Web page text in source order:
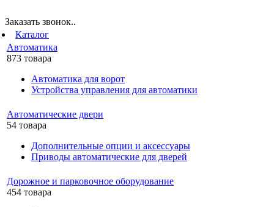
Заказать звонок..
Каталог
Автоматика
873 товара
Автоматика для ворот
Устройства управления для автоматики
Автоматические двери
54 товара
Дополнительные опции и аксессуары
Приводы автоматические для дверей
Дорожное и парковочное оборудование
454 товара